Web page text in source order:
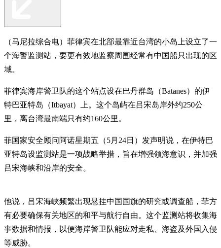
（马尼拉综合电）菲律宾在北部最靠近台湾的小岛上设立了一
个海警监测站，要更有效地监察周围经常有中国船只出现的区
域。
菲律宾海岸警卫队的这个站点设在巴丹群岛（Batanes）的伊
特巴亚特岛（Itbayat）上。这个岛屿在吕宋岛岸外约250公
里，离台湾最南端只有约160公里。
菲国家安全顾问阿诺星期五（5月24日）发声明说，在伊特巴
亚特岛设监测站是一项战略举措，旨在增强领海意识，并加强
吕宋海峡和沿岸的安全。
他说，吕宋海峡频繁出现悬挂中国国旗的研究或调查船，菲方
有必要确保有关地区的和平与航行自由。这个监测站将收集海
事数据和情报，以便海岸警卫队能应对走私、海盗及外国入侵
等威胁。